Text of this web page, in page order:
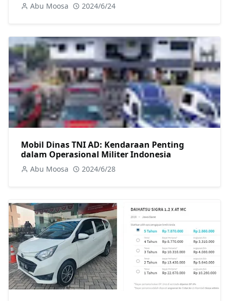
Abu Moosa 2024/6/24
Mobil Dinas TNI AD: Kendaraan Penting
dalam Operasional Militer Indonesia
Abu Moosa 2024/6/28